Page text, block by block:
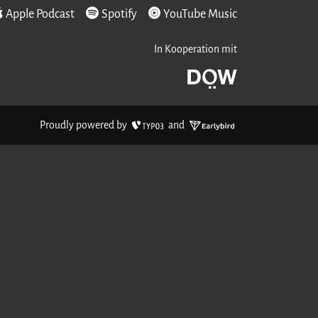
Apple Podcast Spotify YouTube Music
In Kooperation mit
Proudly powered by TYPO3
and Earlybird